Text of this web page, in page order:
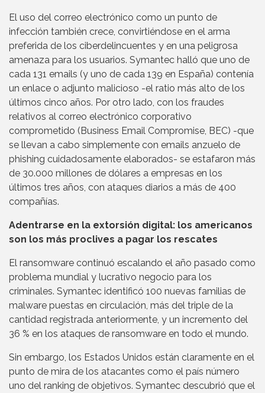
El uso del correo electrónico como un punto de
infección también crece, convirtiéndose en el arma
preferida de los ciberdelincuentes y en una peligrosa
amenaza para los usuarios. Symantec halló que uno de
cada 131 emails (y uno de cada 139 en España) contenía
un enlace o adjunto malicioso -el ratio más alto de los
últimos cinco años. Por otro lado, con los fraudes
relativos al correo electrónico corporativo
comprometido (Business Email Compromise, BEC) -que
se llevan a cabo simplemente con emails anzuelo de
phishing cuidadosamente elaborados- se estafaron más
de 30.000 millones de dólares a empresas en los
últimos tres años, con ataques diarios a más de 400
compañías.
Adentrarse en la extorsión digital: los americanos
son los más proclives a pagar los rescates
El ransomware continuó escalando el año pasado como
problema mundial y lucrativo negocio para los
criminales. Symantec identificó 100 nuevas familias de
malware puestas en circulación, más del triple de la
cantidad registrada anteriormente, y un incremento del
36 % en los ataques de ransomware en todo el mundo.
Sin embargo, los Estados Unidos están claramente en el
punto de mira de los atacantes como el país número
uno del ranking de objetivos. Symantec descubrió que el